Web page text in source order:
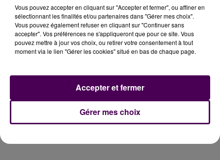
le compte Intsagram de Veo Technologies.
Thibaut Loubier prix Puskas
Vous pouvez accepter en cliquant sur "Accepter et fermer", ou affiner en
sélectionnant les finalités et/ou partenaires dans "Gérer mes choix".
Vous pouvez également refuser en cliquant sur "Continuer sans
accepter". Vos préférences ne s'appliqueront que pour ce site. Vous
pouvez mettre à jour vos choix, ou retirer votre consentement à tout
moment via le lien "Gérer les cookies" situé en bas de chaque page.
Gérer mes choix
Accepter et fermer